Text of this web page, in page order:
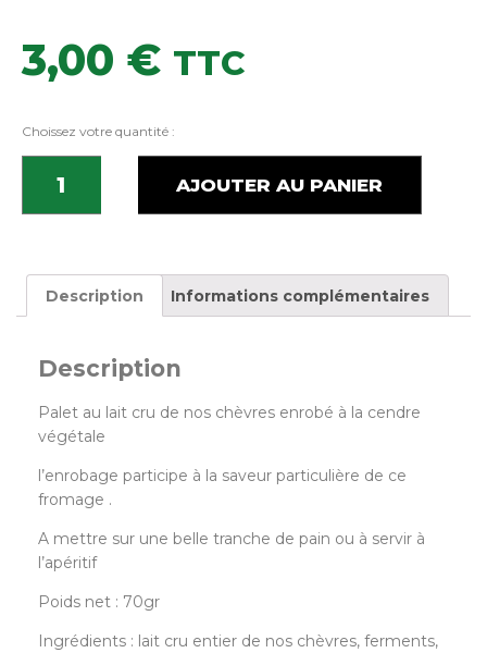
3,00 € TTC
Choissez votre quantité :
AJOUTER AU PANIER
Description Informations complémentaires
Description
Palet au lait cru de nos chèvres enrobé à la cendre
végétale
l’enrobage participe à la saveur particulière de ce
fromage .
A mettre sur une belle tranche de pain ou à servir à
l’apéritif
Poids net : 70gr
Ingrédients : lait cru entier de nos chèvres, ferments,